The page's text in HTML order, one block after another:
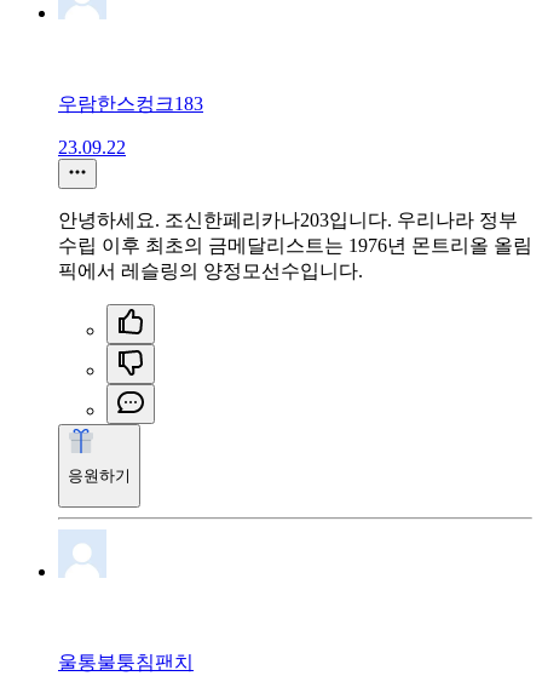
우람한스컹크183
23.09.22
안녕하세요. 조신한페리카나203입니다. 우리나라 정부
수립 이후 최초의 금메달리스트는 1976년 몬트리올 올림
픽에서 레슬링의 양정모선수입니다.
응원하기
울통불퉁침팬치